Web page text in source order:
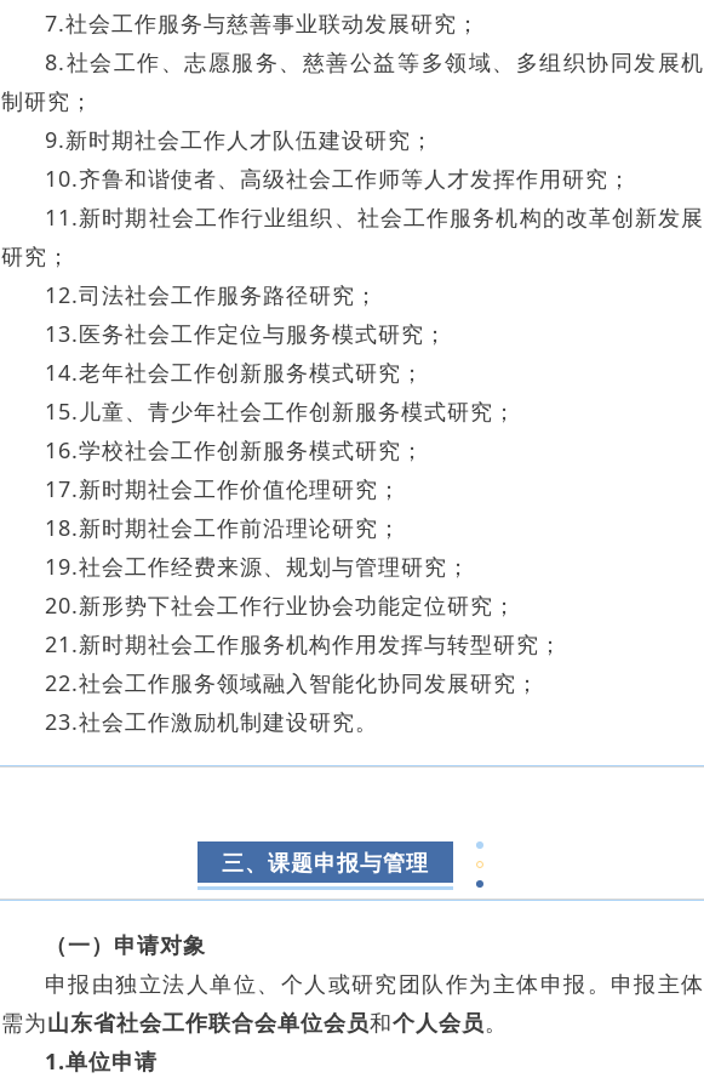
7.社会工作服务与慈善事业联动发展研究；
8.社会工作、志愿服务、慈善公益等多领域、多组织协同发展机
制研究；
9.新时期社会工作人才队伍建设研究；
10.齐鲁和谐使者、高级社会工作师等人才发挥作用研究；
11.新时期社会工作行业组织、社会工作服务机构的改革创新发展
研究；
12.司法社会工作服务路径研究；
13.医务社会工作定位与服务模式研究；
14.老年社会工作创新服务模式研究；
15.儿童、青少年社会工作创新服务模式研究；
16.学校社会工作创新服务模式研究；
17.新时期社会工作价值伦理研究；
18.新时期社会工作前沿理论研究；
19.社会工作经费来源、规划与管理研究；
20.新形势下社会工作行业协会功能定位研究；
21.新时期社会工作服务机构作用发挥与转型研究；
22.社会工作服务领域融入智能化协同发展研究；
23.社会工作激励机制建设研究。
三、课题申报与管理
（一）申请对象
申报由独立法人单位、个人或研究团队作为主体申报。申报主体
需为山东省社会工作联合会单位会员和个人会员。
1.单位申请